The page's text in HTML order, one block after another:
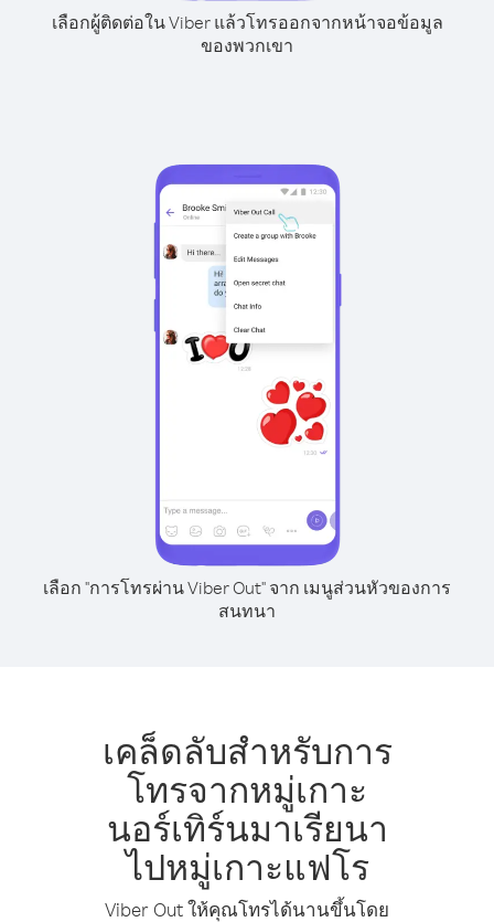
เลือกผู้ติดต่อใน Viber แล้วโทรออกจากหน้าจอข้อมูล
ของพวกเขา
เลือก "การโทรผ่าน Viber Out" จาก เมนูส่วนหัวของการ
สนทนา
เคล็ดลับสำหรับการ
โทรจากหมู่เกาะ
นอร์เทิร์นมาเรียนา
ไปหมู่เกาะแฟโร
Viber Out ให้คุณโทรได้นานขึ้นโดย